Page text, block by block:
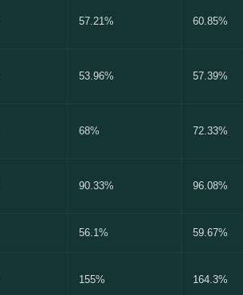
57.21% 60.85%
53.96% 57.39%
68% 72.33%
90.33% 96.08%
56.1% 59.67%
155% 164.3%